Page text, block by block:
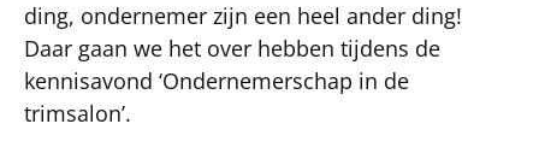
ding, ondernemer zijn een heel ander ding!
Daar gaan we het over hebben tijdens de
kennisavond ‘Ondernemerschap in de
trimsalon’.